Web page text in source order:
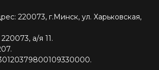
220073, г.Минск, ул. Харьковская,
а/я 11.